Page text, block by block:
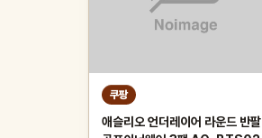
쿠팡
애슬리오 언더레이어 라운드 반팔